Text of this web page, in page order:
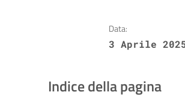
Data:
3 Aprile
Indice della pagina